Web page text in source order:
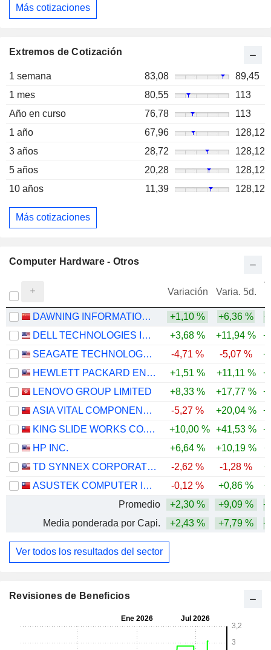
Más cotizaciones
Extremos de Cotización
1 semana 83,08
89,45
1 mes
80,55
113
Año en curso
76,78
113
1 año
67,96
128,12
3 años
28,72
128,12
5 años
20,28
128,12
10 años
11,39 128,12
Más cotizaciones
Computer Hardware - Otros
Variación Varia. 5d.
DAWNING INFORMATION INDUSTRY CO., LTD. +1,10 % +6,36 %
DELL TECHNOLOGIES INC.
+3,68 % +11,94 %
SEAGATE TECHNOLOGY HOLDINGS PLC
-4,71 % -5,07 %
HEWLETT PACKARD ENTERPRISE COMPANY
+1,51 % +11,11 %
LENOVO GROUP LIMITED
+8,33 % +17,77 %
ASIA VITAL COMPONENTS CO., LTD.
-5,27 % +20,04 %
KING SLIDE WORKS CO., LTD.
+10,00 % +41,53 %
HP INC.
+6,64 % +10,19 %
TD SYNNEX CORPORATION
-2,62 % -1,28 %
ASUSTEK COMPUTER INC.
-0,12 % +0,86 %
Promedio
+2,30 % +9,09 %
Media ponderada por Capi.
+2,43 % +7,79 %
Ver todos los resultados del sector
Revisiones de Beneficios